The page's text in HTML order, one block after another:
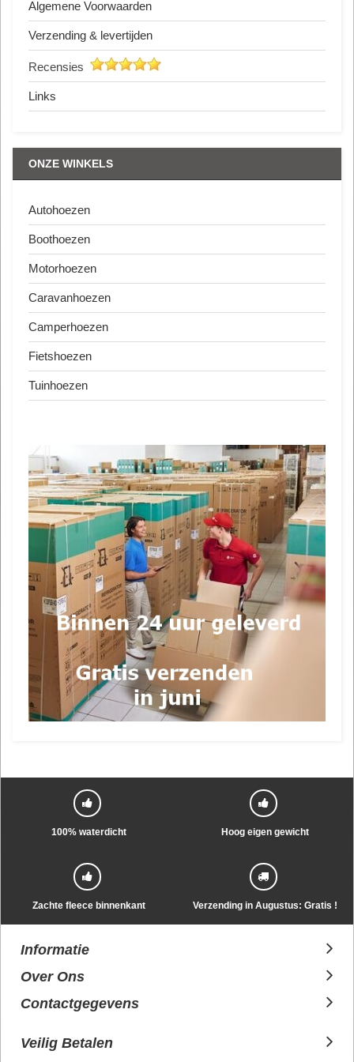
Algemene Voorwaarden
Verzending & levertijden
Recensies
Links
ONZE WINKELS
Autohoezen
Boothoezen
Motorhoezen
Caravanhoezen
Camperhoezen
Fietshoezen
Tuinhoezen
100% waterdicht Hoog eigen gewicht
Zachte fleece binnenkant Verzending in Augustus: Gratis !
Informatie
Over Ons
Contactgegevens
Veilig Betalen